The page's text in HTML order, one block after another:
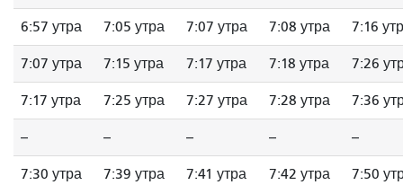
6:57 утра 7:05 утра 7:07 утра 7:08 утра 7:16
7:07 утра 7:15 утра 7:17 утра 7:18 утра 7:26
7:17 утра 7:25 утра 7:27 утра 7:28 утра 7:36
-- -- -- -- --
7:30 утра 7:39 утра 7:41 утра 7:42 утра 7:50